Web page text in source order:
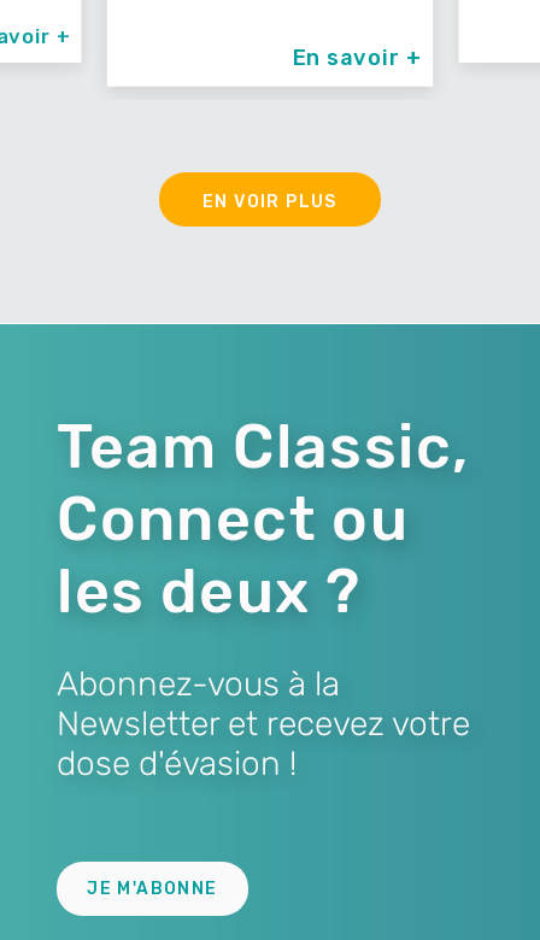
+
En savoir +
EN VOIR PLUS
Team Classic,
Connect ou
les deux ?
Abonnez-vous à la
Newsletter et recevez votre
dose d'évasion !
JE M'ABONNE